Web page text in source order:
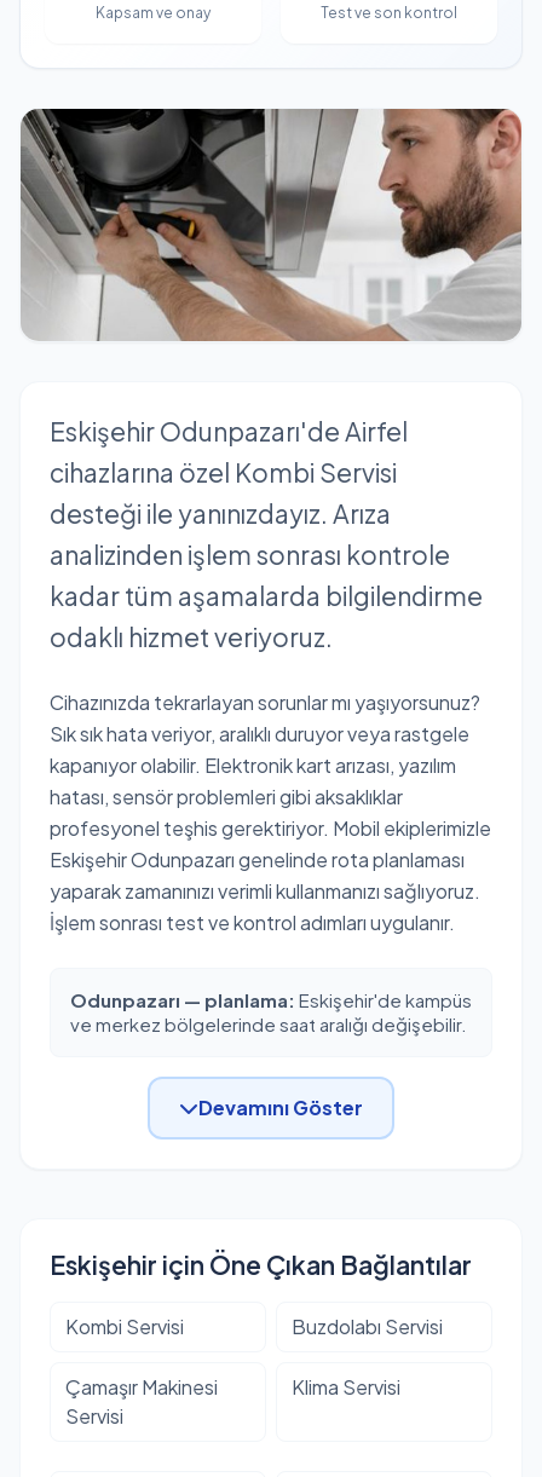
Kapsam ve onay Test ve son kontrol
Eskişehir Odunpazarı'de Airfel
cihazlarına özel Kombi Servisi
desteği ile yanınızdayız. Arıza
analizinden işlem sonrası kontrole
kadar tüm aşamalarda bilgilendirme
odaklı hizmet veriyoruz.
Cihazınızda tekrarlayan sorunlar mı yaşıyorsunuz?
Sık sık hata veriyor, aralıklı duruyor veya rastgele
kapanıyor olabilir. Elektronik kart arızası, yazılım
hatası, sensör problemleri gibi aksaklıklar
profesyonel teşhis gerektiriyor. Mobil ekiplerimizle
Eskişehir Odunpazarı genelinde rota planlaması
yaparak zamanınızı verimli kullanmanızı sağlıyoruz.
İşlem sonrası test ve kontrol adımları uygulanır.
Odunpazarı — planlama: Eskişehir'de kampüs
ve merkez bölgelerinde saat aralığı değişebilir.
Devamını Göster
Eskişehir için Öne Çıkan Bağlantılar
Kombi Servisi Buzdolabı Servisi
Çamaşır Makinesi
Servisi
Klima Servisi